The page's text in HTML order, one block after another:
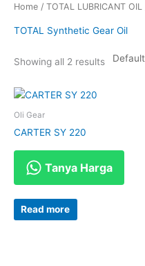
Home / TOTAL LUBRICANT OIL
TOTAL Synthetic Gear Oil
Showing all 2 results
Oli Gear
CARTER SY 220
Tanya Harga
Read more